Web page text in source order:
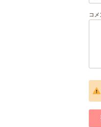
コメ